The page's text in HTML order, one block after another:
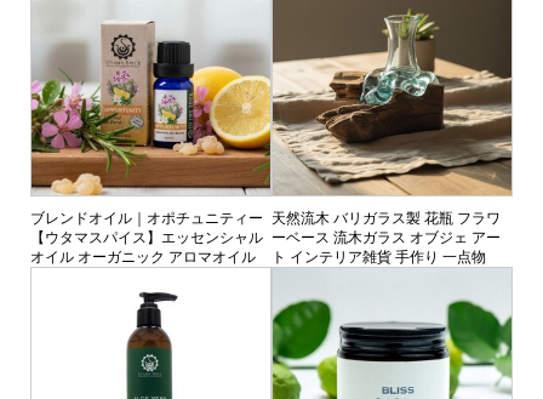
ブレンドオイル｜オポチュニティー
【ウタマスパイス】エッセンシャル
オイル オーガニック アロマオイル
天然流木 バリガラス製 花瓶 フラワ
ーベース 流木ガラス オブジェ アー
ト インテリア雑貨 手作り 一点物